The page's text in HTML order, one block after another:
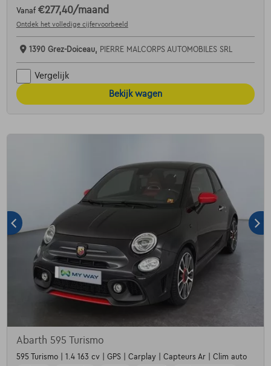
Vanaf €277,40/maand
Ontdek het volledige cijfervoorbeeld
1390 Grez-Doiceau, PIERRE MALCORPS AUTOMOBILES SRL
Vergelijk
Bekijk wagen
Abarth 595 Turismo
595 Turismo | 1.4 163 cv | GPS | Carplay | Capteurs Ar | Clim auto